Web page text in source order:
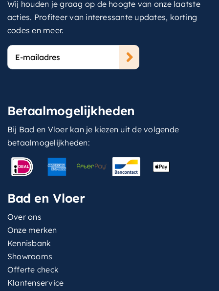
Wij houden je graag op de hoogte van onze laatste
acties. Profiteer van interessante updates, korting
codes en meer.
E-
mailadres
Betaalmogelijkheden
Bij Bad en Vloer kan je kiezen uit de volgende
betaalmogelijkheden:
Bad en Vloer
Over ons
Onze merken
Kennisbank
Showrooms
Offerte check
Klantenservice